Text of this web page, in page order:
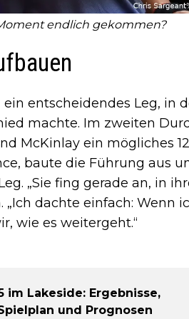
endlich gekommen?
entscheidendes Leg, in
machte. Im zweiten
McKinlay ein mögliches
baute die Führung aus
„Sie fing gerade an, in
dachte einfach: Wenn
wie es weitergeht.“
im Lakeside: Ergebnisse,
und Prognosen